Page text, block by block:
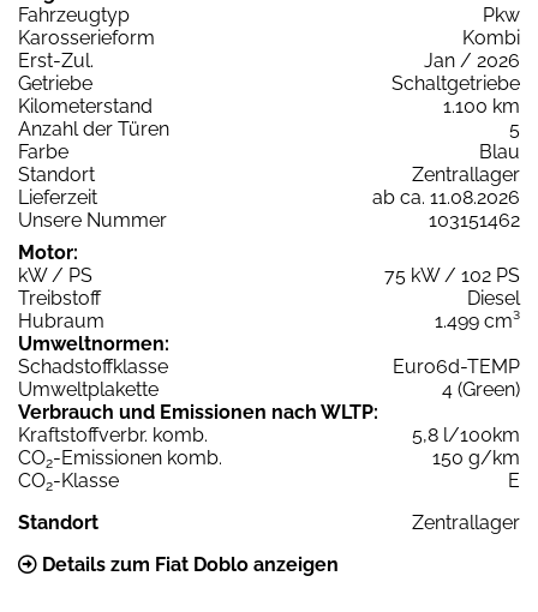
Fahrzeugtyp
Pkw
Karosserieform
Kombi
Erst-Zul.
Jan / 2026
Getriebe
Schaltgetriebe
Kilometerstand
1.100 km
Anzahl der Türen
5
Farbe
Blau
Standort
Zentrallager
Lieferzeit
ab ca. 11.08.2026
Unsere Nummer
103151462
Motor:
kW / PS
75 kW / 102 PS
Treibstoff
Diesel
Hubraum
1.499 cm³
Umweltnormen:
Schadstoffklasse
Euro6d-TEMP
Umweltplakette
4 (Green)
Verbrauch und Emissionen nach WLTP:
Kraftstoffverbr. komb.
5,8 l/100km
CO2-Emissionen komb.
150 g/km
CO2-Klasse
E
Standort
Zentrallager
Details zum Fiat Doblo anzeigen